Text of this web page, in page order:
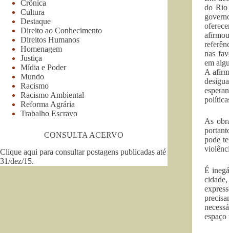
do Rio
nas
em
A
As
pode
É
espaço
Crônica
Cultura
Destaque
Direito ao Conhecimento
Direitos Humanos
Homenagem
Justiça
Mídia e Poder
Mundo
Racismo
Racismo Ambiental
Reforma Agrária
Trabalho Escravo
CONSULTA ACERVO
Clique aqui para consultar postagens publicadas até
31/dez/15.